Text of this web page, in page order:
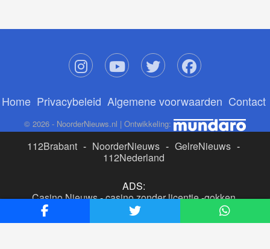
Home Privacybeleid Algemene voorwaarden Contact
© 2026 - NoorderNieuws.nl | Ontwikkeling:
112Brabant - NoorderNieuws - GelreNieuws -
112Nederland
ADS:
Casino Nieuws-casino zonder licentie-gokken
buitenlandse site
beste online casino nederland